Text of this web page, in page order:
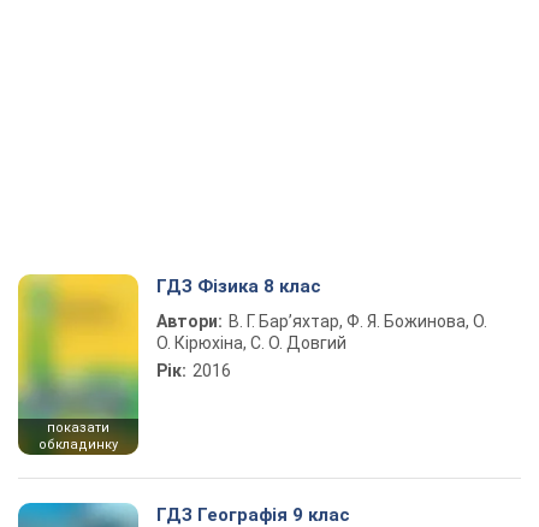
показати
обкладинку
ГДЗ Фізика 8 клас
Автори: В. Г. Бар’яхтар, Ф. Я. Божинова, О.
О. Кірюхіна, С. О. Довгий
Рік: 2016
ГДЗ Географія 9 клас